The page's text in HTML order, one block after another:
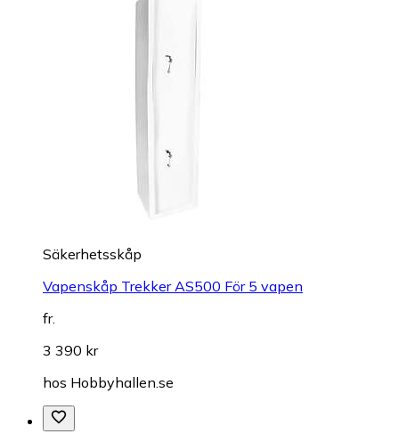
Säkerhetsskåp
Vapenskåp Trekker AS500 För 5 vapen
fr.
3 390 kr
hos Hobbyhallen.se